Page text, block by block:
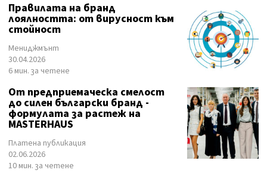
Правилата на бранд
лоялността: от вирусност към
стойност
Мениджмънт
30.04.2026
6 мин. за четене
От предприемаческа смелост
до силен български бранд -
формулата за растеж на
MASTERHAUS
Платена публикация
02.06.2026
10 мин. за четене